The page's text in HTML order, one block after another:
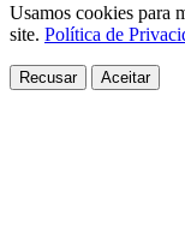
Usamos cookies para
site. Política de
Recusar Aceitar